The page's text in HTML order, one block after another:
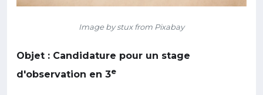
Image by stux from Pixabay
Objet : Candidature pour un stage
d'observation en 3e